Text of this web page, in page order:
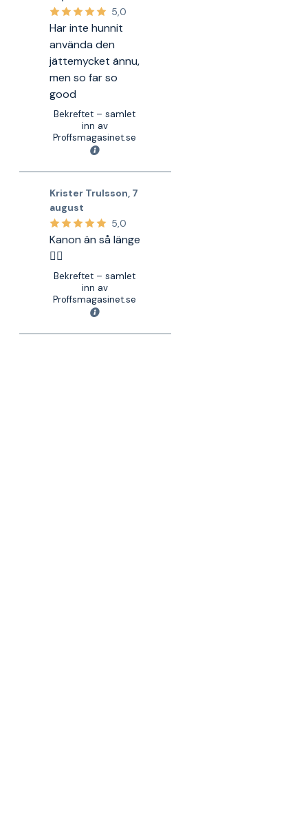
5,0
Har inte hunnit
använda den
jättemycket ännu,
men so far so
good
Bekreftet – samlet
inn av
Proffsmagasinet.se
Krister Trulsson 7
august
5,0
Kanon än så länge
👍🏻
Bekreftet – samlet
inn av
Proffsmagasinet.se